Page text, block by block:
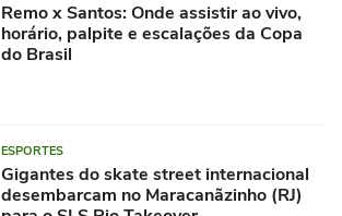
Remo x Santos: Onde assistir ao vivo,
horário, palpite e escalações da Copa
do Brasil
ESPORTES
Gigantes do skate street internacional
desembarcam no Maracanãzinho (RJ)